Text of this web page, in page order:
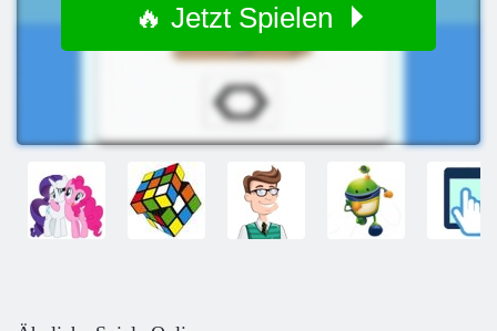
🔥 Jetzt Spielen